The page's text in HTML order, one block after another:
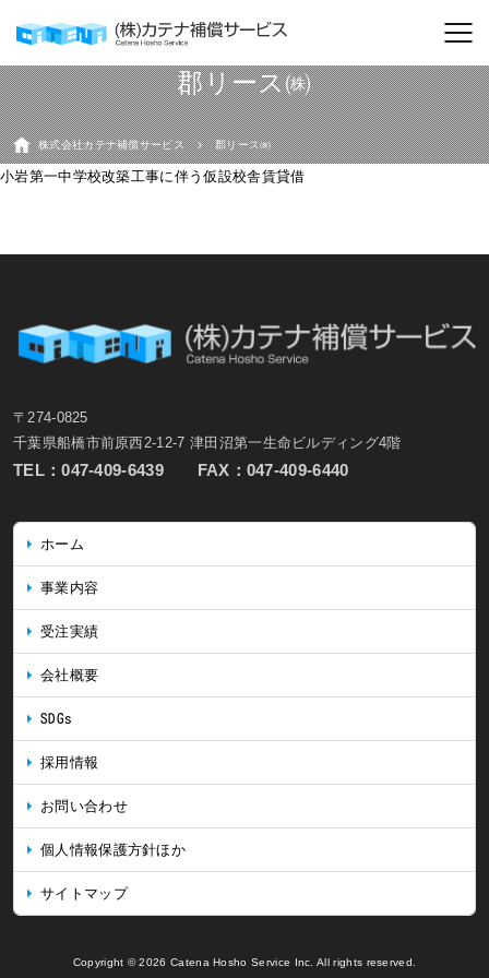
郡リース㈱
株式会社カテナ補償サービス 郡リース㈱
小岩第一中学校改築工事に伴う仮設校舎賃貸借
〒274-0825
千葉県船橋市前原西2-12-7 津田沼第一生命ビルディング4階
TEL：047-409-6439 FAX：047-409-6440
ホーム
事業内容
受注実績
会社概要
SDGs
採用情報
お問い合わせ
個人情報保護方針ほか
サイトマップ
Copyright © 2026 Catena Hosho Service Inc. All rights reserved.